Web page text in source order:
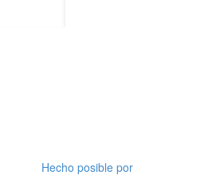
Hecho posible por